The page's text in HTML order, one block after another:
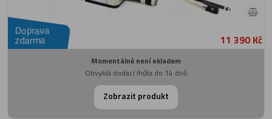
Doprava
zdarma 11 390 Kč
Momentálně není skladem
Obvyklá dodací lhůta do 14 dnů
Zobrazit produkt